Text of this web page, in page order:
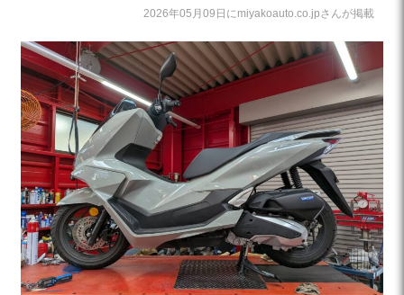
2026年05月09日にmiyakoauto.co.jpさんが掲載